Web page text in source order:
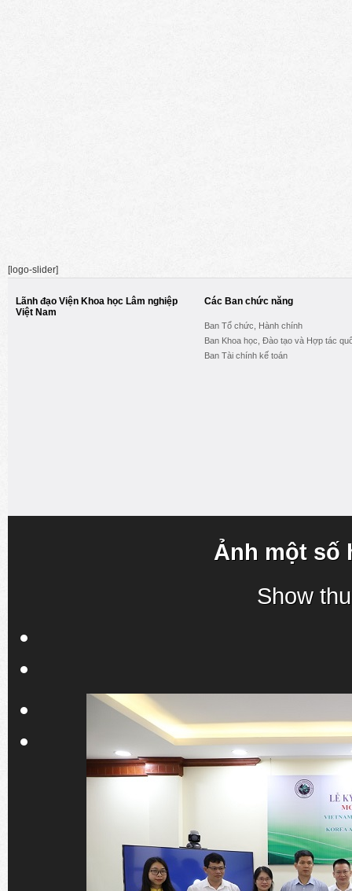
[logo-slider]
Lãnh đạo Viện Khoa học Lâm nghiệp
Việt Nam
Các Ban chức năng
Ban Tổ chức, Hành chính
Ban Khoa học, Đào tạo và Hợp tác
Ban Tài chính kế toán
Ảnh một số
Show